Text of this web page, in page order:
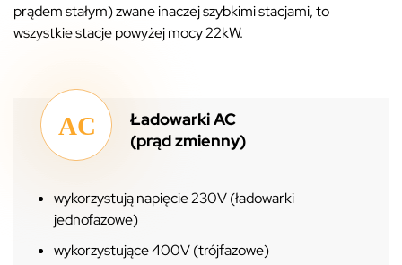
prądem stałym) zwane inaczej szybkimi stacjami, to
wszystkie stacje powyżej mocy 22kW.
Ładowarki AC
(prąd zmienny)
wykorzystują napięcie 230V (ładowarki
jednofazowe)
wykorzystujące 400V (trójfazowe)